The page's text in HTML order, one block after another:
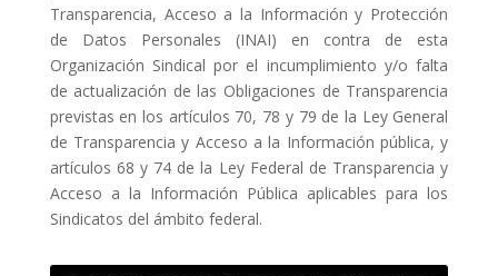
Transparencia, Acceso a la Información y Protección
de Datos Personales (INAI) en contra de esta
Organización Sindical por el incumplimiento y/o falta
de actualización de las Obligaciones de Transparencia
previstas en los artículos 70, 78 y 79 de la Ley General
de Transparencia y Acceso a la Información pública, y
artículos 68 y 74 de la Ley Federal de Transparencia y
Acceso a la Información Pública aplicables para los
Sindicatos del ámbito federal.